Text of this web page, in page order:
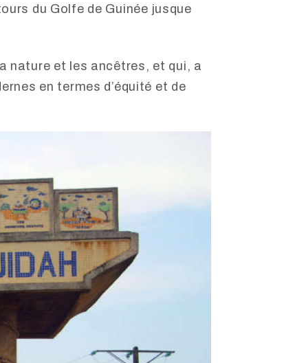
du Golfe de Guinée jusque
nature et les ancêtres, et qui, a
en termes d’équité et de